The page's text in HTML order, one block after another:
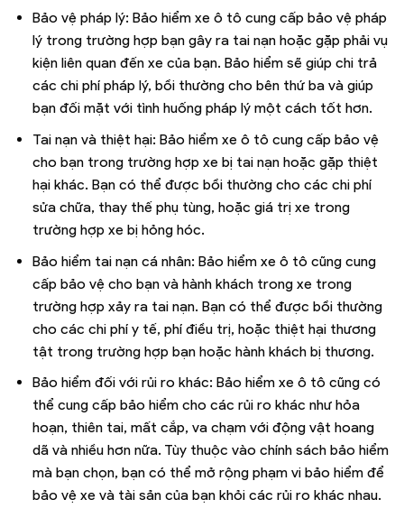
Bảo vệ pháp lý: Bảo hiểm xe ô tô cung cấp bảo vệ pháp
lý trong trường hợp bạn gây ra tai nạn hoặc gặp phải vụ
kiện liên quan đến xe của bạn. Bảo hiểm sẽ giúp chi trả
các chi phí pháp lý, bồi thường cho bên thứ ba và giúp
bạn đối mặt với tình huống pháp lý một cách tốt hơn.
Tai nạn và thiệt hại: Bảo hiểm xe ô tô cung cấp bảo vệ
cho bạn trong trường hợp xe bị tai nạn hoặc gặp thiệt
hại khác. Bạn có thể được bồi thường cho các chi phí
sửa chữa, thay thế phụ tùng, hoặc giá trị xe trong
trường hợp xe bị hỏng hóc.
Bảo hiểm tai nạn cá nhân: Bảo hiểm xe ô tô cũng cung
cấp bảo vệ cho bạn và hành khách trong xe trong
trường hợp xảy ra tai nạn. Bạn có thể được bồi thường
cho các chi phí y tế, phí điều trị, hoặc thiệt hại thương
tật trong trường hợp bạn hoặc hành khách bị thương.
Bảo hiểm đối với rủi ro khác: Bảo hiểm xe ô tô cũng có
thể cung cấp bảo hiểm cho các rủi ro khác như hỏa
hoạn, thiên tai, mất cắp, va chạm với động vật hoang
dã và nhiều hơn nữa. Tùy thuộc vào chính sách bảo hiểm
mà bạn chọn, bạn có thể mở rộng phạm vi bảo hiểm để
bảo vệ xe và tài sản của bạn khỏi các rủi ro khác nhau.